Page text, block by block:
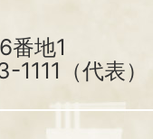
番地1
（代表）